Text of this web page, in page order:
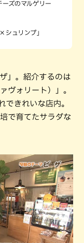
ズのマルゲリー
シュリンプ」
」。紹介するのは
ヴォリート）」。
できれいな店内。
で育てたサラダな